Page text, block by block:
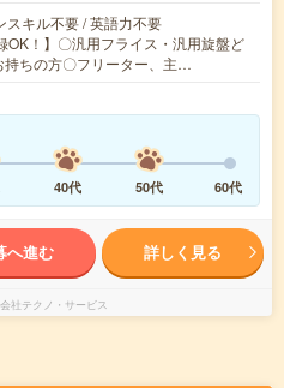
スキル不要 / 英語力不要
OK！】〇汎用フライス・汎用旋盤ど
持ちの方〇フリーター、主…
40代 50代 60代
へ進む 詳しく見る
社テクノ・サービス